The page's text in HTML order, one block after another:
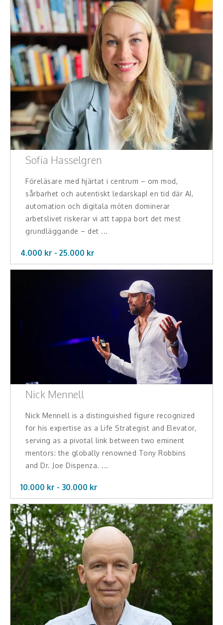
Sofia Hasselgren
Föreläsare med hjärtat i centrum – om mod,
sårbarhet och autentiskt ledarskapI en tid där AI,
automation och digitala möten dominerar
arbetslivet riskerar vi att tappa bort det mest
grundläggande – det ...
4.000 kr - 25.000 kr
Nick Mennell
Nick Mennell is a distinguished figure recognized
for his expertise as a Life Strategist and Elevator,
serving as a pivotal link between two eminent
mentors: the globally renowned Tony Robbins
and Dr. Joe Dispenza. ...
10.000 kr - 30.000 kr